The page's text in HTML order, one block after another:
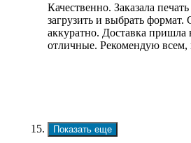
Качественно. Заказала
загрузить и выбрать формат.
аккуратно. Доставка пришла
отличные. Рекомендую всем,
Показать еще